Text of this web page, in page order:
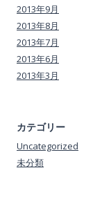
2013年9月
2013年8月
2013年7月
2013年6月
2013年3月
カテゴリー
Uncategorized
未分類